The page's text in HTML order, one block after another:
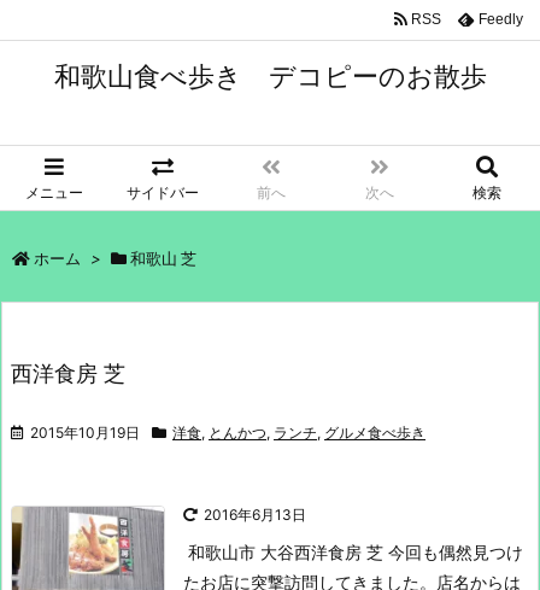
和歌山食べ歩き デコピーのお散歩
メニュー サイドバー 前へ 次へ 検索
RSS Feedly
ホーム > 和歌山 芝
西洋食房 芝
2015年10月19日 洋食, とんかつ, ランチ, グルメ食べ歩き
2016年6月13日
和歌山市 大谷西洋食房 芝 今回も偶然見つけ
たお店に突撃訪問してきました。
店名からは